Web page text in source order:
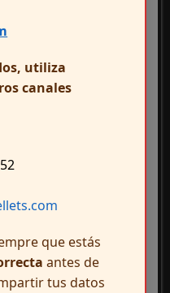
y web en este navegador
canales
que estás
antes de
tus datos